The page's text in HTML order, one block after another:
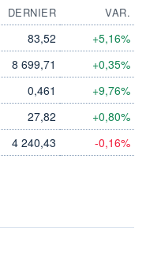
DERNIER
VAR.
83,52 +5,16%
8 699,71 +0,35%
0,461 +9,76%
27,82 +0,80%
4 240,43 -0,16%